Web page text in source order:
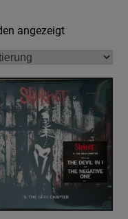
angezeigt